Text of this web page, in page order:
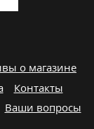
о магазине
Контакты
Ваши вопросы